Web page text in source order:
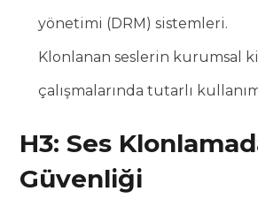
yönetimi (DRM) sistemleri.
Klonlanan seslerin kurumsal
çalışmalarında tutarlı
H3: Ses
Güvenliği